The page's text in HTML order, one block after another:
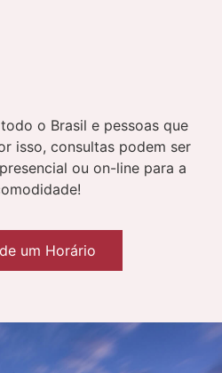
o Brasil e pessoas que
isso, consultas podem ser
ou on-line para a
um Horário